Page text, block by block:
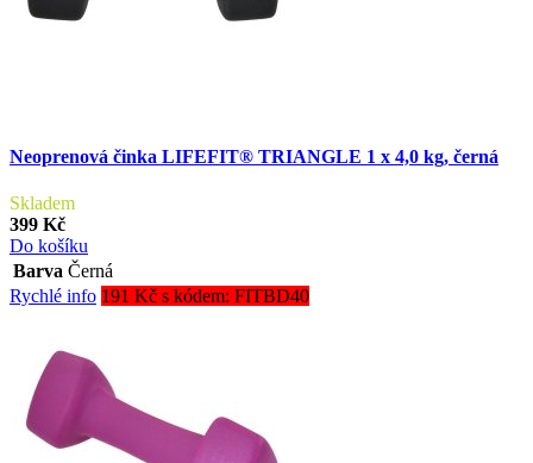
Neoprenová činka LIFEFIT® TRIANGLE 1 x 4,0 kg, černá
Skladem
399 Kč
Do košíku
Barva Černá
Rychlé info 191 Kč s kódem: FITBD40